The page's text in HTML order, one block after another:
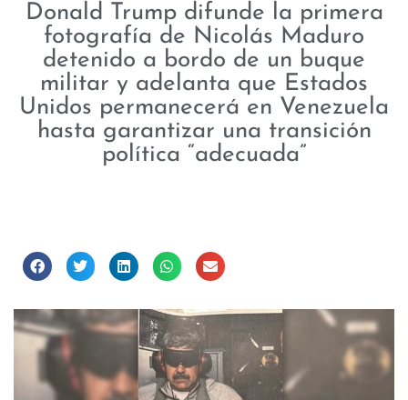
Donald Trump difunde la primera
fotografía de Nicolás Maduro
detenido a bordo de un buque
militar y adelanta que Estados
Unidos permanecerá en Venezuela
hasta garantizar una transición
política “adecuada”